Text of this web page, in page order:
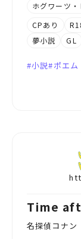
ホグワーツ
CPあり
夢小説
GL
小説 ポエム
Time
名探偵コナ